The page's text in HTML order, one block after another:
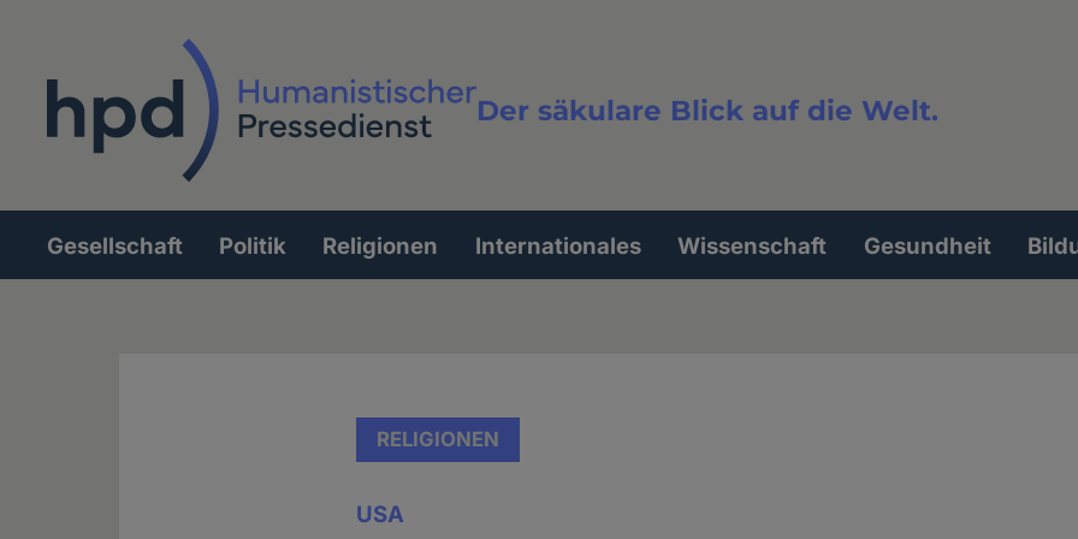
Der säkulare Blick auf die Welt.
Volltextsuche
Hauptnavigation
Gesellschaft Politik Religionen Internationales Wissenschaft Gesundheit
RELIGIONEN
USA